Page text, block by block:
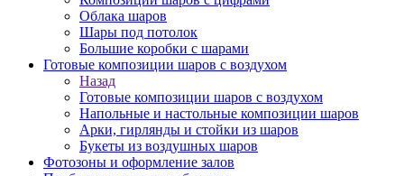
Облака шаров
Шары под потолок
Большие коробки с шарами
Готовые композиции шаров с воздухом
Назад
Готовые композиции шаров с воздухом
Напольные и настольные композиции шаров
Арки, гирлянды и стойки из шаров
Букеты из воздушных шаров
Фотозоны и оформление залов